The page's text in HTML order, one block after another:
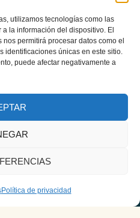
utilizamos tecnologías como las
la información del dispositivo. El
permitirá procesar datos como el
identificaciones únicas en este sitio.
puede afectar negativamente a
Política de privacidad
Newsletter
*
Suscribir
(UE)